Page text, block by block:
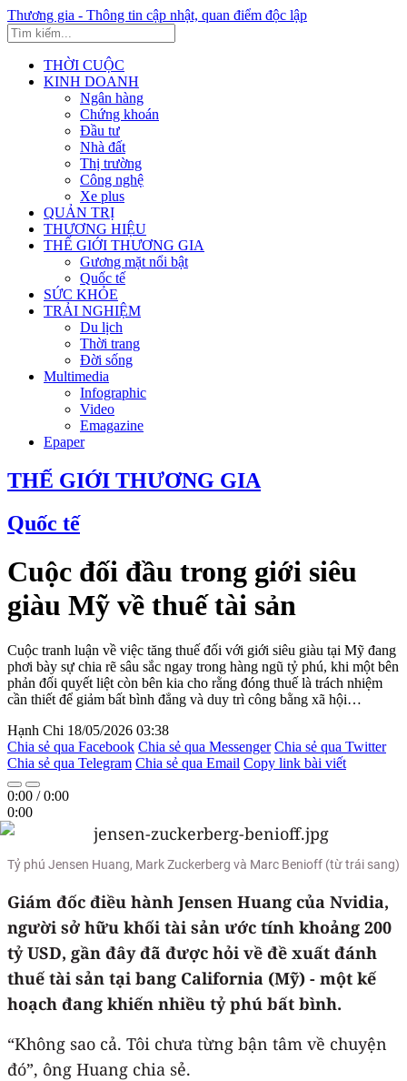
Thương gia - Thông tin cập nhật, quan điểm độc lập
THỜI CUỘC
KINH DOANH
Ngân hàng
Chứng khoán
Đầu tư
Nhà đất
Thị trường
Công nghệ
Xe plus
QUẢN TRỊ
THƯƠNG HIỆU
THẾ GIỚI THƯƠNG GIA
Gương mặt nổi bật
Quốc tế
SỨC KHỎE
TRẢI NGHIỆM
Du lịch
Thời trang
Đời sống
Multimedia
Infographic
Video
Emagazine
Epaper
THẾ GIỚI THƯƠNG GIA
Quốc tế
Cuộc đối đầu trong giới siêu
giàu Mỹ về thuế tài sản
Cuộc tranh luận về việc tăng thuế đối với giới siêu giàu tại Mỹ đang
phơi bày sự chia rẽ sâu sắc ngay trong hàng ngũ tỷ phú, khi một bên
phản đối quyết liệt còn bên kia cho rằng đóng thuế là trách nhiệm
cần thiết để giảm bất bình đẳng và duy trì công bằng xã hội…
Hạnh Chi 18/05/2026 03:38
Chia sẻ qua Facebook Chia sẻ qua Messenger Chia sẻ qua Twitter
Chia sẻ qua Telegram Chia sẻ qua Email Copy link bài viết
0:00 /0:00
0:00
Tỷ phú Jensen Huang, Mark Zuckerberg và Marc Benioff (từ trái sang)
Giám đốc điều hành Jensen Huang của Nvidia,
người sở hữu khối tài sản ước tính khoảng 200
tỷ USD, gần đây đã được hỏi về đề xuất đánh
thuế tài sản tại bang California (Mỹ) - một kế
hoạch đang khiến nhiều tỷ phú bất bình.
“Không sao cả. Tôi chưa từng bận tâm về chuyện
đó”, ông Huang chia sẻ.